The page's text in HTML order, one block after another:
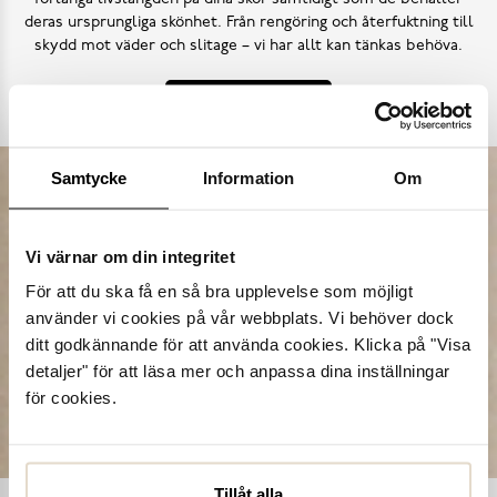
Samtycke Information Om
Vi värnar om din integritet
För att du ska få en så bra upplevelse som möjligt
använder vi cookies på vår webbplats. Vi behöver dock
ditt godkännande för att använda cookies. Klicka på "Visa
detaljer" för att läsa mer och anpassa dina inställningar
för cookies.
deras ursprungliga skönhet. Från rengöring och återfuktning till
skydd mot väder och slitage – vi har allt kan tänkas behöva.